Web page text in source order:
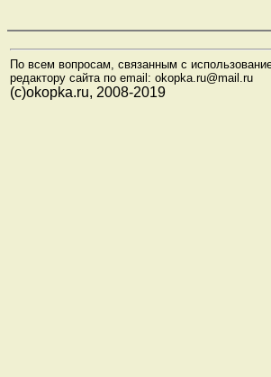
По всем вопросам, связанным с
редактору сайта по email: okopka.ru@mail.ru
(с)okopka.ru, 2008-2019